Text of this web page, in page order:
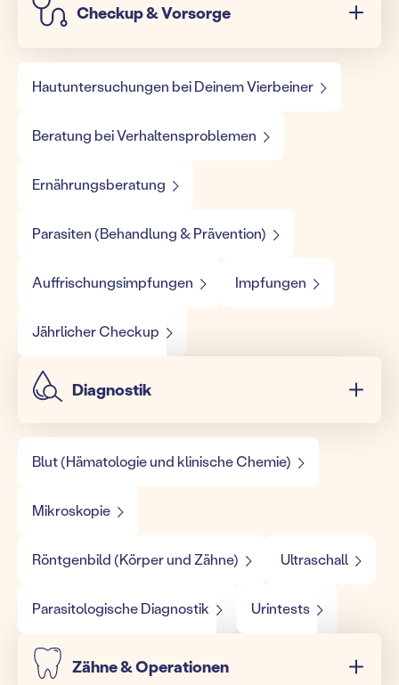
Checkup & Vorsorge
Hautuntersuchungen bei Deinem Vierbeiner
Beratung bei Verhaltensproblemen
Ernährungsberatung
Parasiten (Behandlung & Prävention)
Auffrischungsimpfungen Impfungen
Jährlicher Checkup
Diagnostik
Blut (Hämatologie und klinische Chemie)
Mikroskopie
Röntgenbild (Körper und Zähne) Ultraschall
Parasitologische Diagnostik Urintests
Zähne & Operationen